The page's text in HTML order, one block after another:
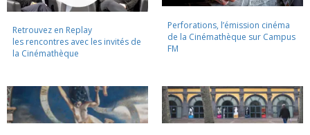
Retrouvez en Replay
les rencontres avec les invités de
la Cinémathèque
Perforations, l’émission cinéma
de la Cinémathèque sur Campus
FM